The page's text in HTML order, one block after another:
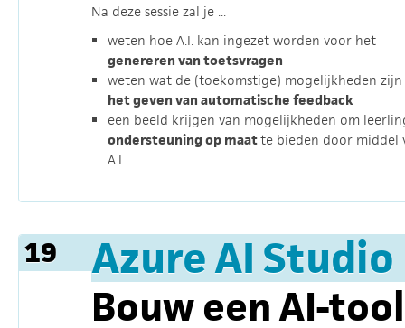
Na deze sessie zal je ...
weten hoe A.I. kan ingezet worden voor het
genereren van toetsvragen
weten wat de (toekomstige) mogelijkheden
het geven van automatische feedback
een beeld krijgen van mogelijkheden om
ondersteuning op maatte bieden door middel
A.I.
19 Azure AI Studio
Bouw een AI-